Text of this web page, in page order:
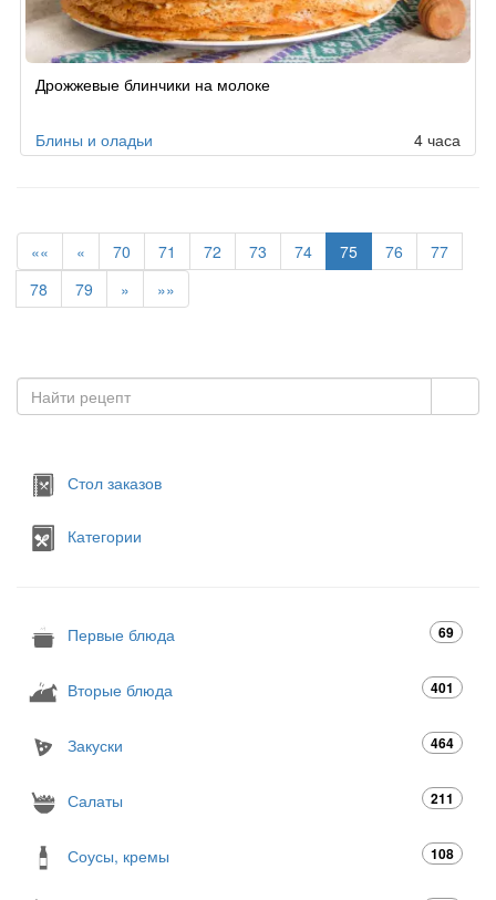
Дрожжевые блинчики на молоке
Блины и оладьи 4 часа
«« « 70 71 72 73 74 75 76
77
78
79 » »»
Стол заказов
Категории
Первые блюда 69
Вторые блюда 401
Закуски 464
Салаты 211
Соусы, кремы 108